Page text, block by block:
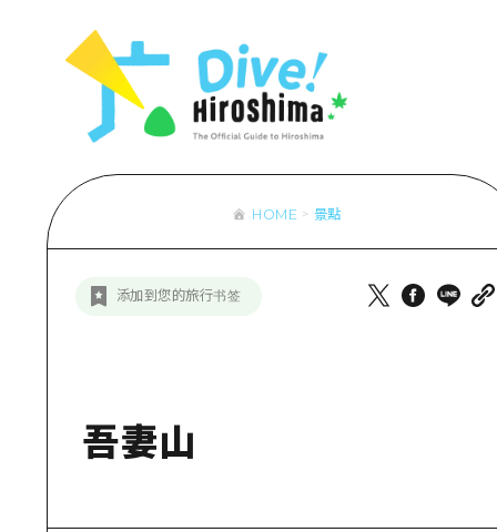
HOME 景點
添加到您的旅行书签
吾妻山